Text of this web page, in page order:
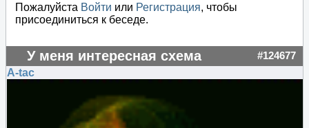
Пожалуйста Войти или Регистрация, чтобы
присоединиться к беседе.
У меня интересная схема #124677
A-tac